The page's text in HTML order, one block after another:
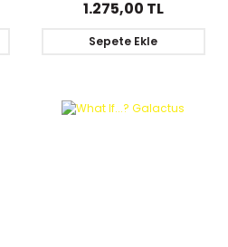
1.275,00 TL
Sepete Ekle